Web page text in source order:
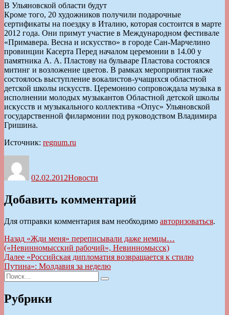
В Ульяновской области будут
Кроме того, 20 художников получили подарочные
сертификаты на поездку в Италию, которая состоится в марте
2012 года. Они примут участие в Международном фестивале
«Примавера. Весна и искусство» в городе Сан-Марчелино
провинции Касерта Перед началом церемонии в 14.00 у
памятника А. А. Пластову на бульваре Пластова состоялся
митинг и возложение цветов. В рамках мероприятия также
состоялось выступление вокалистов-учащихся областной
детской школы искусств. Церемонию сопровождала музыка в
исполнении молодых музыкантов Областной детской школы
искусств и музыкального коллектива «Опус» Ульяновской
государственной филармонии под руководством Владимира
Гришина.
Источник: regnum.ru
02.02.2012Новости
Добавить комментарий
Для отправки комментария вам необходимо авторизоваться.
Навигация
по
записям
Назад Предыдущая
запись:
«Жди меня» переписывали даже немцы…
(«Невинномысский рабочий», Невинномысск)
Далее Следующая
запись:
«Российская дипломатия возвращается к стилю
Путина»: Молдавия за неделю
Искать:
Поиск
Рубрики